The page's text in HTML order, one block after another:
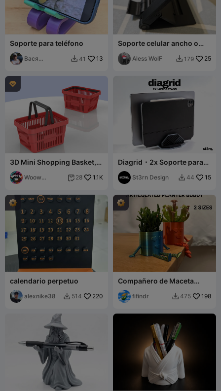
Soporte para teléfono
Вася
 41 13
Soporte celular ancho o
porta celular
Aless WolF  179 25

3D Mini Shopping Basket,
Organizer Storage Box
Home - Office
Woow
 28 1.1K
Diagrid ⬝ 2x Soporte para
Portátil
St3rn Design  44 15
calendario perpetuo
alexnike38  514 220
Compañero de Maceta
Articulado
fifindr  475 198